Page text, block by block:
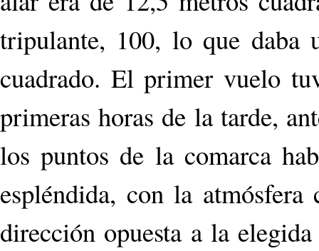
tripulante, 100, lo que daba
cuadrado. El primer vuelo
primeras horas de la tarde,
los puntos de la comarca
espléndida, con la
dirección opuesta a la